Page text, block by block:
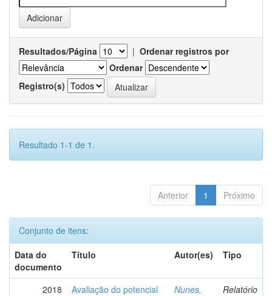
Resultados/Página | Ordenar registros por
Ordenar
Registro(s)
Resultado 1-1 de 1.
Anterior 1 Próximo
Conjunto de itens:
Data do
documento
Título Autor(es) Tipo
2018
Avaliação do potencial
Nunes,
Relatório